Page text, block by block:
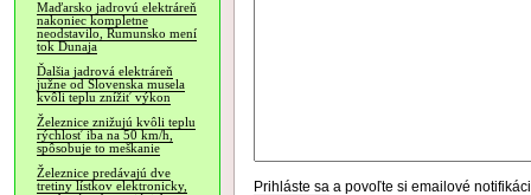
Maďarsko jadrovú elektráreň
nakoniec kompletne
neodstavilo, Rumunsko mení
tok Dunaja
Ďalšia jadrová elektráreň
južne od Slovenska musela
kvôli teplu znížiť výkon
Železnice znižujú kvôli teplu
rýchlosť iba na 50 km/h,
spôsobuje to meškanie
Železnice predávajú dve
tretiny lístkov elektronicky,
Prihláste sa a povoľte si emailové